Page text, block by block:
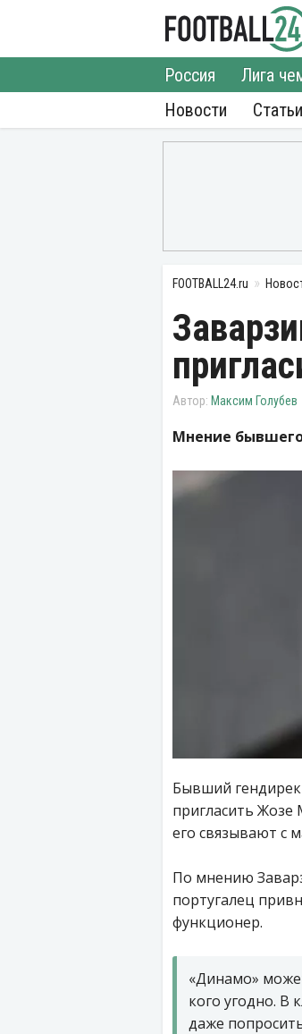
Новости
Россия Лига
Статьи
FOOTBALL24.ru
Максим Голубев
Мнение
Бывший
пригласить Жозе
его связывают с
По мнению
португалец
функционер.
«Динамо»
кого угодно. В
даже